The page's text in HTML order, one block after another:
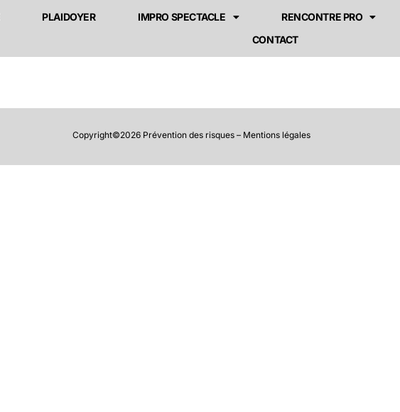
PLAIDOYER IMPRO SPECTACLE RENCONTRE PRO
CONTACT
Copyright©2026 Prévention des risques – Mentions légales